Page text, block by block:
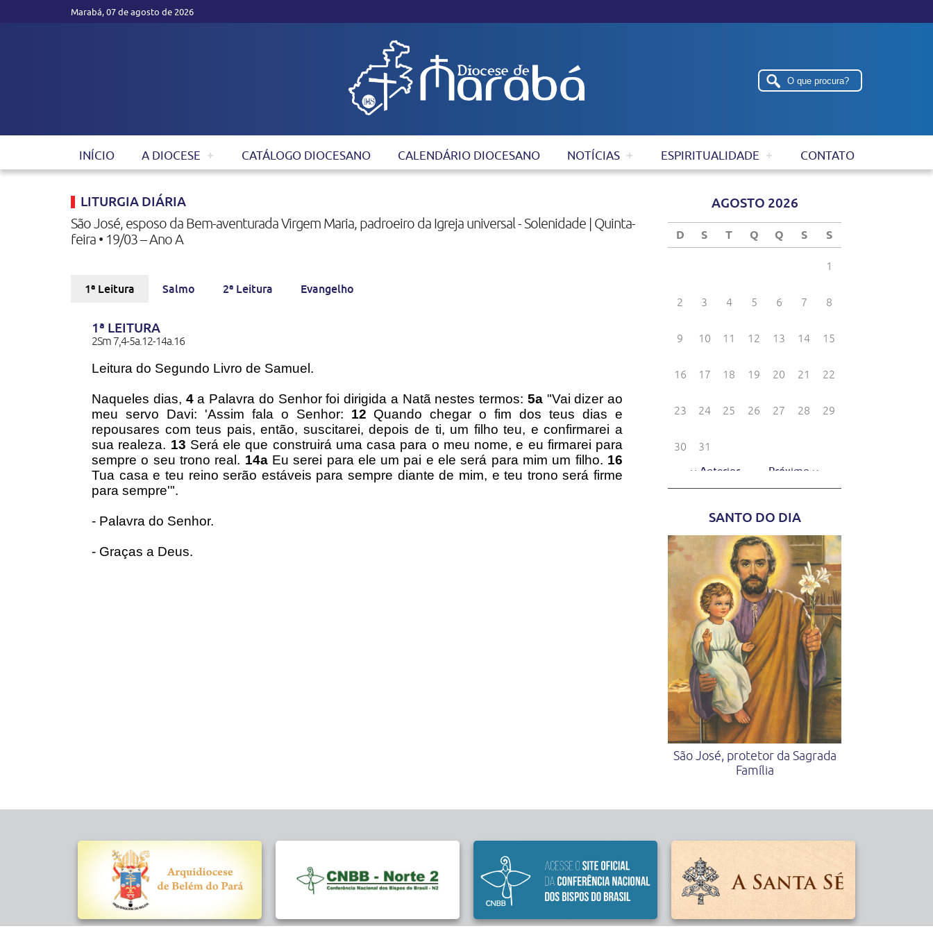
Marabá, 07 de agosto de 2026
INÍCIO A DIOCESE CATÁLOGO DIOCESANO CALENDÁRIO DIOCESANO NOTÍCIAS ESPIRITUALIDADE CONTATO
LITURGIA DIÁRIA
São José, esposo da Bem-aventurada Virgem Maria, padroeiro da Igreja universal - Solenidade | Quinta-
feira • 19/03 – Ano A
1ª Leitura Salmo 2ª Leitura Evangelho
1ª LEITURA
2Sm 7,4-5a.12-14a.16
Leitura do Segundo Livro de Samuel.
Naqueles dias, 4a Palavra do Senhor foi dirigida a Natã nestes termos: 5a"Vai dizer ao
meu servo Davi: 'Assim fala o Senhor: 12 Quando chegar o fim dos teus dias e
repousares com teus pais, então, suscitarei, depois de ti, um filho teu, e confirmarei a
sua realeza. 13 Será ele que construirá uma casa para o meu nome, e eu firmarei para
sempre o seu trono real. 14aEu serei para ele um pai e ele será para mim um filho. 16
Tua casa e teu reino serão estáveis para sempre diante de mim, e teu trono será firme
para sempre'".
- Palavra do Senhor.
- Graças a Deus.
SANTO DO DIA
São José, protetor da Sagrada
Família